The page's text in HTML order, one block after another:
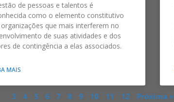
de pessoas e talentos é
como o elemento constitutivo
que mais interferem no
de suas atividades e dos
de contingência a elas associados.
MAIS
3 4 5 6 7 8 9 10 11 12 Próxima »